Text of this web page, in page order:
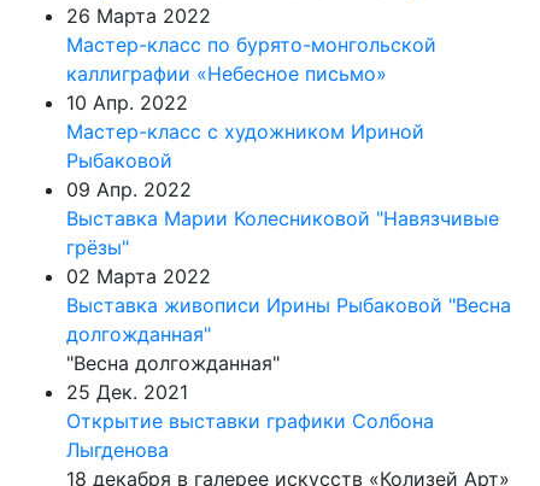
26 Марта 2022
Мастер-класс по бурято-монгольской
каллиграфии «Небесное письмо»
10 Апр. 2022
Мастер-класс с художником Ириной
Рыбаковой
09 Апр. 2022
Выставка Марии Колесниковой "Навязчивые
грёзы"
02 Марта 2022
Выставка живописи Ирины Рыбаковой "Весна
долгожданная"
"Весна долгожданная"
25 Дек. 2021
Открытие выставки графики Солбона
Лыгденова
18 декабря в галерее искусств «Колизей Арт»